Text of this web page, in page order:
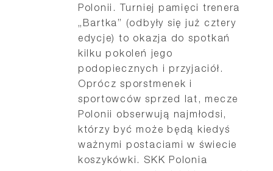
Polonii. Turniej pamięci trenera
„Bartka” (odbyły się już cztery
edycje) to okazja do spotkań
kilku pokoleń jego
podopiecznych i przyjaciół.
Oprócz sporstmenek i
sportowców sprzed lat, mecze
Polonii obserwują najmłodsi,
którzy być może będą kiedyś
ważnymi postaciami w świecie
koszykówki. SKK Polonia